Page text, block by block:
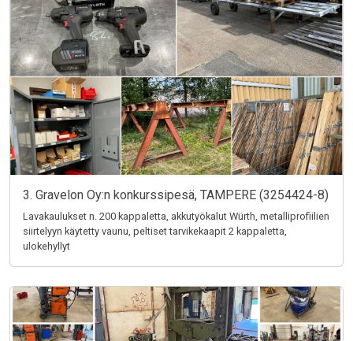
3. Gravelon Oy:n konkurssipesä, TAMPERE (3254424-8)
Lavakaulukset n. 200 kappaletta, akkutyökalut Würth, metalliprofiilien
siirtelyyn käytetty vaunu, peltiset tarvikekaapit 2 kappaletta,
ulokehyllyt